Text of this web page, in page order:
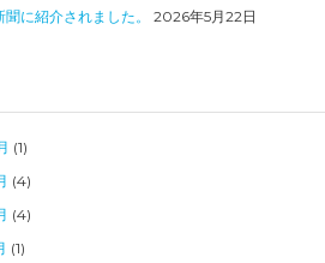
に紹介されました。
2026年5月22日
(1)
(4)
(4)
(1)